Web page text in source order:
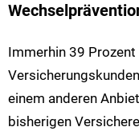
Immerhin 39
einem anderen
bisherigen